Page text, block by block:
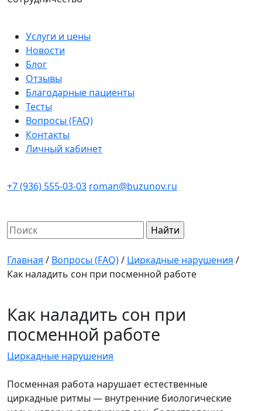
Услуги и цены
Новости
Блог
Отзывы
Благодарные пациенты
Тесты
Вопросы (FAQ)
Контакты
Личный кабинет
+7 (936) 555-03-03 roman@buzunov.ru
Найти:
Главная / Вопросы (FAQ)/ Циркадные нарушения /
Как наладить сон при посменной работе
Как наладить сон при
посменной работе
Циркадные нарушения
Посменная работа нарушает естественные
циркадные ритмы — внутренние биологические